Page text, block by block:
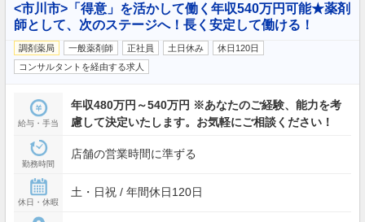
<市川市>「得意」を活かして働く年収540万円可能★薬剤
師として、次のステージへ！長く安定して働ける！
調剤薬局 一般薬剤師 正社員 土日休み
休日120日
コンサルタントを経由する求人
給与・手当
年収480万円～540万円 ※あなたのご経験、能力を考
慮して決定いたします。お気軽にご相談ください！
勤務時間
店舗の営業時間に準ずる
休日・休暇
土・日祝 / 年間休日120日